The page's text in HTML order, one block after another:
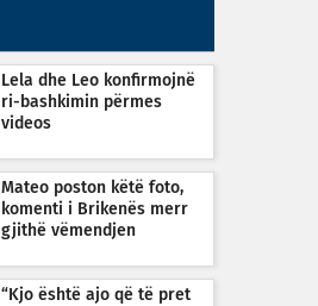
Lela dhe Leo konfirmojnë
ri-bashkimin përmes
videos
Mateo poston këtë foto,
komenti i Brikenës merr
gjithë vëmendjen
“Kjo është ajo që të pret